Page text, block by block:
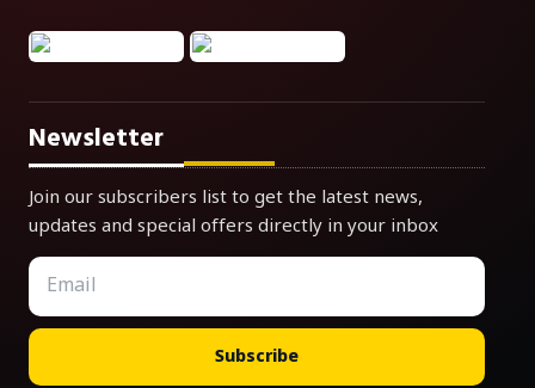
Newsletter
Join our subscribers list to get the latest news,
updates and special offers directly in your inbox
Subscribe